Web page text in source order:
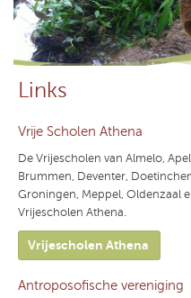
Links
Vrije Scholen Athena
De Vrijescholen van Almelo,
Brummen, Deventer,
Groningen, Meppel, Oldenzaal
Vrijescholen Athena.
Vrijescholen Athena
Antroposofische vereniging